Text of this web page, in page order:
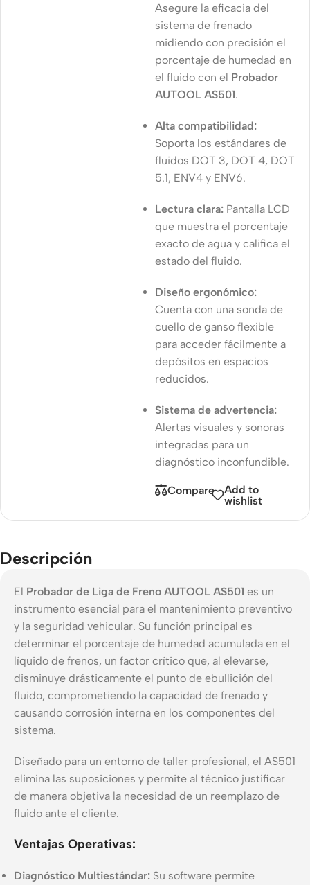
Asegure la eficacia del
sistema de frenado
midiendo con precisión el
porcentaje de humedad en
el fluido con el Probador
AUTOOL AS501.
Alta compatibilidad:
Soporta los estándares de
fluidos DOT 3, DOT 4, DOT
5.1, ENV4 y ENV6.
Lectura clara: Pantalla LCD
que muestra el porcentaje
exacto de agua y califica el
estado del fluido.
Diseño ergonómico:
Cuenta con una sonda de
cuello de ganso flexible
para acceder fácilmente a
depósitos en espacios
reducidos.
Sistema de advertencia:
Alertas visuales y sonoras
integradas para un
diagnóstico inconfundible.
Compare
Add to
wishlist
Descripción
El Probador de Liga de Freno AUTOOL AS501 es un
instrumento esencial para el mantenimiento preventivo
y la seguridad vehicular. Su función principal es
determinar el porcentaje de humedad acumulada en el
líquido de frenos, un factor crítico que, al elevarse,
disminuye drásticamente el punto de ebullición del
fluido, comprometiendo la capacidad de frenado y
causando corrosión interna en los componentes del
sistema.
Diseñado para un entorno de taller profesional, el AS501
elimina las suposiciones y permite al técnico justificar
de manera objetiva la necesidad de un reemplazo de
fluido ante el cliente.
Ventajas Operativas:
Diagnóstico Multiestándar: Su software permite